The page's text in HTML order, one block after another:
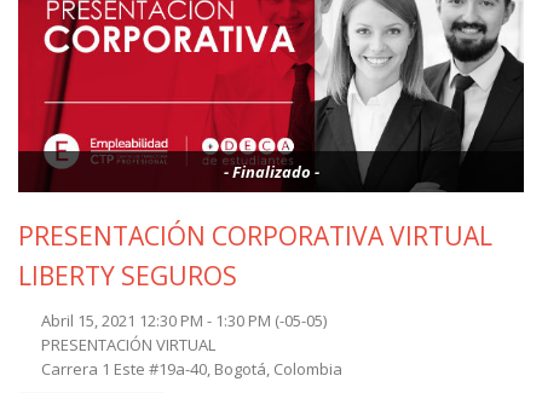
- Finalizado -
PRESENTACIÓN CORPORATIVA VIRTUAL
LIBERTY SEGUROS
Abril 15, 2021 12:30 PM - 1:30 PM (-05-05)
PRESENTACIÓN VIRTUAL
Carrera 1 Este #19a-40, Bogotá, Colombia